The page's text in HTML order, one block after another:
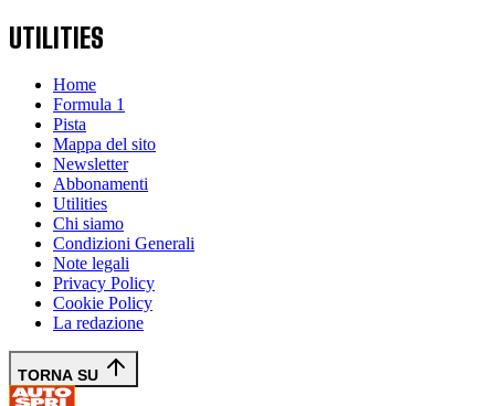
UTILITIES
Home
Formula 1
Pista
Mappa del sito
Newsletter
Abbonamenti
Utilities
Chi siamo
Condizioni Generali
Note legali
Privacy Policy
Cookie Policy
La redazione
TORNA SU